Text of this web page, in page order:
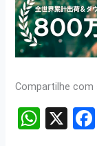
Compartilhe com
W X